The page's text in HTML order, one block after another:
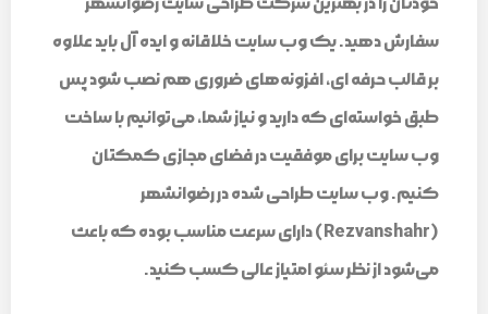
سفارش دهید. یک وب سایت خلاقانه و ایده آل باید علاوه
بر قالب حرفه ای، افزونه‌های ضروری هم نصب شود پس
طبق خواسته‌ای که دارید و نیاز شما، می‌توانیم با ساخت
وب سایت برای موفقیت در فضای مجازی کمکتان
کنیم. وب سایت طراحی شده در رضوانشهر
(Rezvanshahr) دارای سرعت مناسب بوده که باعث
می‌شود از نظر سئو امتیاز عالی کسب کنید.